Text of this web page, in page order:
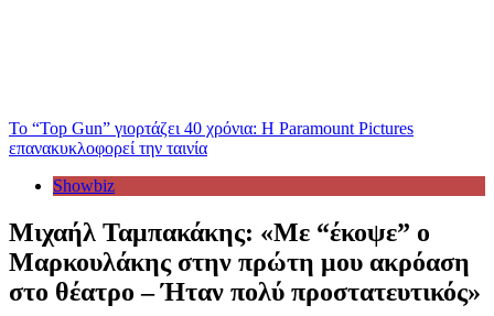
Το “Top Gun” γιορτάζει 40 χρόνια: Η Paramount Pictures
επανακυκλοφορεί την ταινία
Showbiz
Μιχαήλ Ταμπακάκης: «Με “έκοψε” ο
Μαρκουλάκης στην πρώτη μου ακρόαση
στο θέατρο – Ήταν πολύ προστατευτικός»